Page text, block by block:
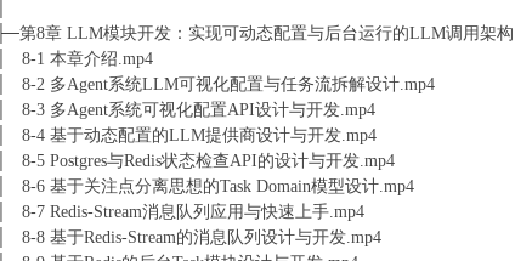
├─第8章 LLM模块开发：实现可动态配置与后台运行的LLM调用架构
│ 8-1 本章介绍.mp4
│ 8-2 多Agent系统LLM可视化配置与任务流拆解设计.mp4
│ 8-3 多Agent系统可视化配置API设计与开发.mp4
│ 8-4 基于动态配置的LLM提供商设计与开发.mp4
│ 8-5 Postgres与Redis状态检查API的设计与开发.mp4
│ 8-6 基于关注点分离思想的Task Domain模型设计.mp4
│ 8-7 Redis-Stream消息队列应用与快速上手.mp4
│ 8-8 基于Redis-Stream的消息队列设计与开发.mp4